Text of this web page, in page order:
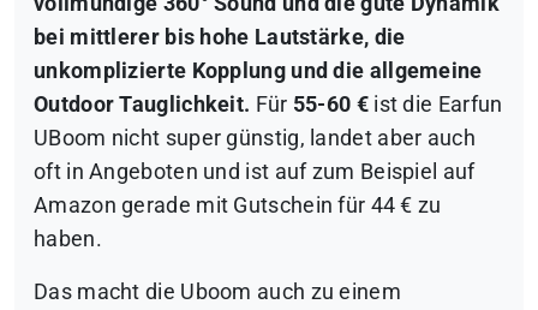
bei mittlerer bis hohe Lautstärke, die
unkomplizierte Kopplung und die allgemeine
Outdoor Tauglichkeit. Für 55-60 €ist die Earfun
UBoom nicht super günstig, landet aber auch
oft in Angeboten und ist auf zum Beispiel auf
Amazon gerade mit Gutschein für 44 € zu
haben.
Das macht die Uboom auch zu einem